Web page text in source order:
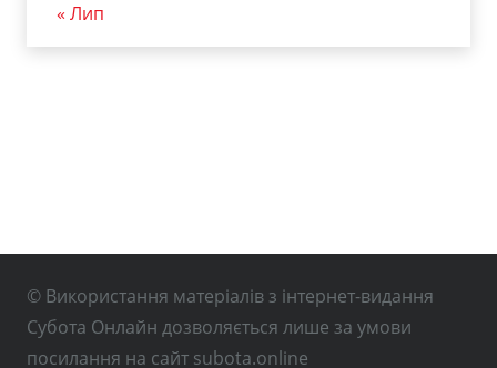
« Лип
© Використання матеріалів з інтернет-видання
Субота Онлайн дозволяється лише за умови
посилання на сайт subota.online